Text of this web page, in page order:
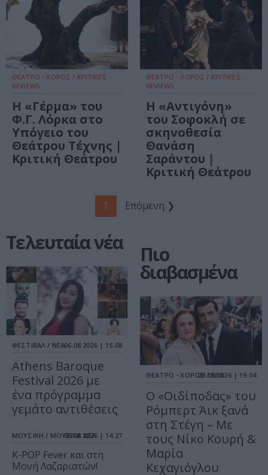
ΘΕΑΤΡΟ - ΧΟΡΟΣ / ΚΡΙΤΙΚΕΣ -
REVIEWS
Η «Γέρμα» του
Φ.Γ. Λόρκα στο
Υπόγειο του
Θεάτρου Τέχνης |
Κριτική Θεάτρου
ΘΕΑΤΡΟ - ΧΟΡΟΣ / ΚΡΙΤΙΚΕΣ -
REVIEWS
Η «Αντιγόνη»
του Σοφοκλή σε
σκηνοθεσία
Θανάση
Σαράντου |
Κριτική Θεάτρου
1 Επόμενη ❯
Τελευταία νέα
ΦΕΣΤΙΒΑΛ / ΝΕΑ06.08.2026 | 15.08
Athens Baroque
Festival 2026 με
ένα πρόγραμμα
γεμάτο αντιθέσεις
ΜΟΥΣΙΚΗ / ΜΟΥΣΙΚΑ ΝΕΑ
06.08.2026 | 14.27
K-POP Fever και στη
Μονή Λαζαριστών!
Πιο
διαβασμένα
ΘΕΑΤΡΟ - ΧΟΡΟΣ / ΝΕΑ28.05.2026 | 19.04
O «Οιδίποδας» του
Ρόμπερτ Άικ ξανά
στη Στέγη – Με
τους Νίκο Κουρή &
Μαρία
Κεχαγιόγλου